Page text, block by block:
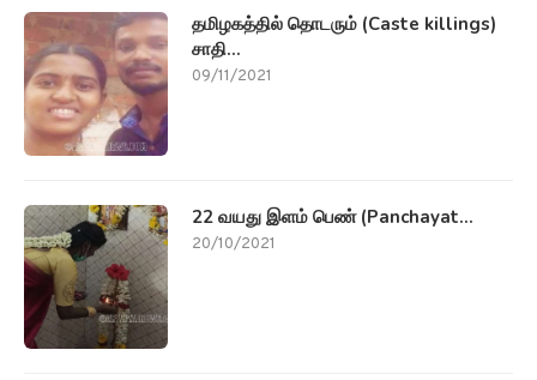
தமிழகத்தில் தொடரும் (Caste killings)
சாதி...
09/11/2021
22 வயது இளம் பெண் (Panchayat...
20/10/2021